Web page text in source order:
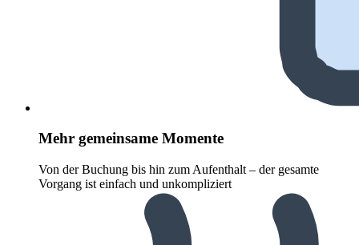
Mehr gemeinsame Momente
Von der Buchung bis hin zum Aufenthalt – der gesamte
Vorgang ist einfach und unkompliziert